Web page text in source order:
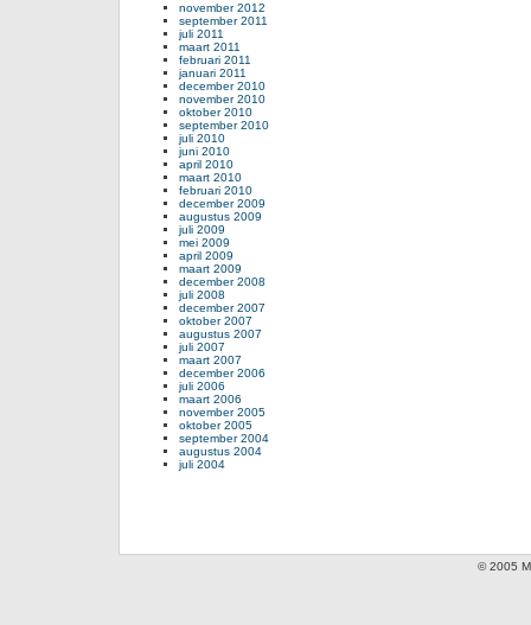
november 2012
september 2011
juli 2011
maart 2011
februari 2011
januari 2011
december 2010
november 2010
oktober 2010
september 2010
juli 2010
juni 2010
april 2010
maart 2010
februari 2010
december 2009
augustus 2009
juli 2009
mei 2009
april 2009
maart 2009
december 2008
juli 2008
december 2007
oktober 2007
augustus 2007
juli 2007
maart 2007
december 2006
juli 2006
maart 2006
november 2005
oktober 2005
september 2004
augustus 2004
juli 2004
© 2005